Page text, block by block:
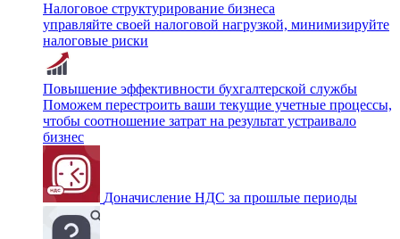
Налоговое структурирование бизнеса
управляйте своей налоговой нагрузкой, минимизируйте
налоговые риски
Повышение эффективности бухгалтерской службы
Поможем перестроить ваши текущие учетные процессы,
чтобы соотношение затрат на результат устраивало
бизнес
Доначисление НДС за прошлые периоды